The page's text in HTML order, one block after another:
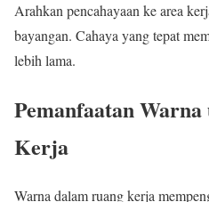
Arahkan pencahayaan ke area
bayangan. Cahaya yang tepat
lebih lama.
Pemanfaatan Warna
Kerja
Warna dalam ruang kerja